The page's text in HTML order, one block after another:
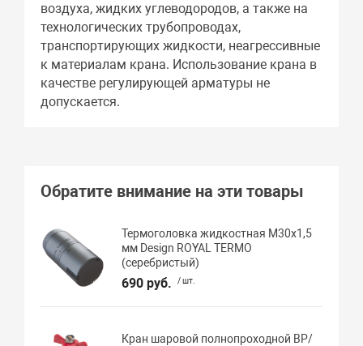
воздуха, жидких углеводородов, а также на
технологических трубопроводах,
транспортирующих жидкости, неагрессивные
к материалам крана. Использование крана в
качестве регулирующей арматуры не
допускается.
Обратите внимание на эти товары
Термоголовка жидкостная М30х1,5
мм Design ROYAL TERMO
(серебристый)
690 руб. / шт.
Кран шаровой полнопроходной ВР/